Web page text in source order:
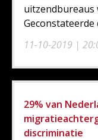
11-10-2019 |
uitzendbureaus
Geconstateerde
29% van
discriminatie